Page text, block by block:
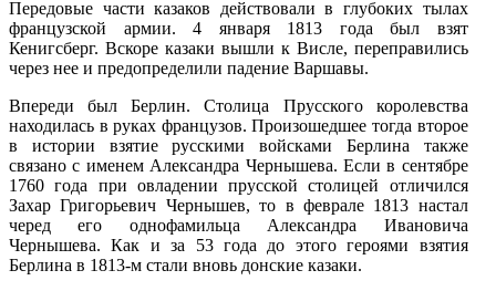
Передовые части казаков действовали в глубоких тылах
французской армии. 4 января 1813 года был взят
Кенигсберг. Вскоре казаки вышли к Висле, переправились
через нее и предопределили падение Варшавы.
Впереди был Берлин. Столица Прусского королевства
находилась в руках французов. Произошедшее тогда второе
в истории взятие русскими войсками Берлина также
связано с именем Александра Чернышева. Если в сентябре
1760 года при овладении прусской столицей отличился
Захар Григорьевич Чернышев, то в феврале 1813 настал
черед его однофамильца Александра Ивановича
Чернышева. Как и за 53 года до этого героями взятия
Берлина в 1813-м стали вновь донские казаки.